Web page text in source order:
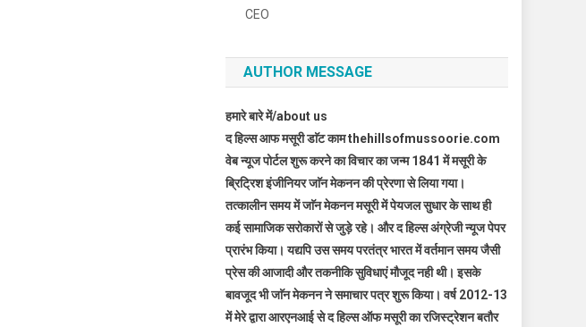
CEO
AUTHOR MESSAGE
हमारे बारे में/about us
द हिल्स आफ मसूरी डाॅट काम thehillsofmussoorie.com
वेब न्यूज पोर्टल शुरू करने का विचार का जन्म 1841 में मसूरी के
ब्रिट्रिश इंजीनियर जाॅन मेकनन की प्रेरणा से लिया गया।
तत्कालीन समय में जाॅन मेकनन मसूरी में पेयजल सुधार के साथ ही
कई सामाजिक सरोकारों से जुड़े रहे। और द हिल्स अंग्रेजी न्यूज पेपर
प्रारंभ किया। यद्यपि उस समय परतंत्र भारत में वर्तमान समय जैसी
प्रेस की आजादी और तकनीकि सुविधाएं मौजूद नही थी। इसके
बावजूद भी जाॅन मेकनन ने समाचार पत्र शुरू किया। वर्ष 2012-13
में मेरे द्वारा आरएनआई से द हिल्स ऑफ मसूरी का रजिस्ट्रेशन बतौर